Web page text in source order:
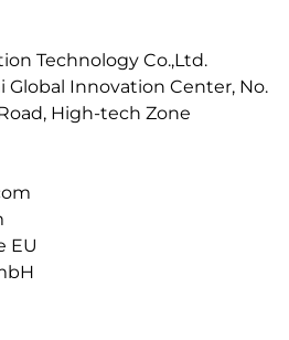
Technology Co.,Ltd.
Global Innovation Center, No.
High-tech Zone
EU